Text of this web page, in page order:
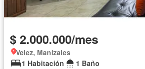
$ 2.000.000/mes
Velez, Manizales
1 Habitación
1 Baño